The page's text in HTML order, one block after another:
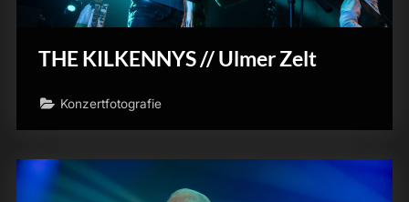
THE KILKENNYS // Ulmer Zelt
Konzertfotografie